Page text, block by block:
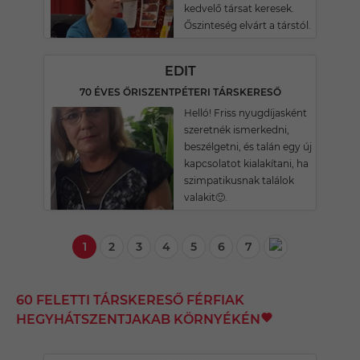
kedvelő társat keresek.
Őszinteség elvárt a társtól.
EDIT
70 ÉVES ŐRISZENTPÉTERI TÁRSKERESŐ
Helló! Friss nyugdíjasként
szeretnék ismerkedni,
beszélgetni, és talán egy új
kapcsolatot kialakítani, ha
szimpatikusnak találok
valakit🙂.
1 2 3 4 5 6 7
60 FELETTI TÁRSKERESŐ FÉRFIAK
HEGYHÁTSZENTJAKAB KÖRNYÉKÉN